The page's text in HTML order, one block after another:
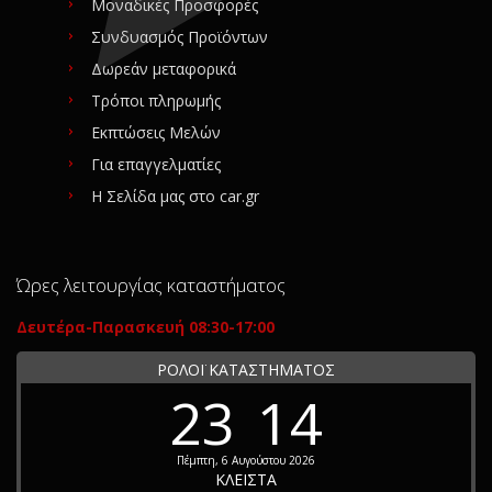
Μοναδικές Προσφορές
Συνδυασμός Προϊόντων
Δωρεάν μεταφορικά
Τρόποι πληρωμής
Εκπτώσεις Μελών
Για επαγγελματίες
Η Σελίδα μας στο car.gr
Ώρες λειτουργίας καταστήματος
Δευτέρα-Παρασκευή 08:30-17:00
ΡΟΛΟΪ ΚΑΤΑΣΤΗΜΑΤΟΣ
23 14
Πέμπτη, 6 Αυγούστου 2026
ΚΛΕΙΣΤΑ